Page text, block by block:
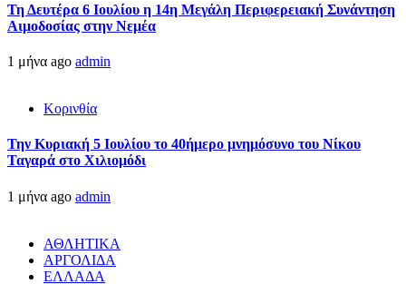
Τη Δευτέρα 6 Ιουλίου η 14η Μεγάλη Περιφερειακή Συνάντηση
Αιμοδοσίας στην Νεμέα
1 μήνα ago admin
Κορινθία
Την Κυριακή 5 Ιουλίου το 40ήμερο μνημόσυνο του Νίκου
Ταγαρά στο Χιλιομόδι
1 μήνα ago admin
ΑΘΛΗΤΙΚΑ
ΑΡΓΟΛΙΔΑ
ΕΛΛΑΔΑ